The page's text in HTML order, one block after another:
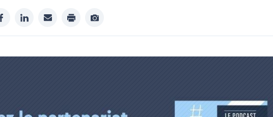
facebooklinkedinmail print
Afficher